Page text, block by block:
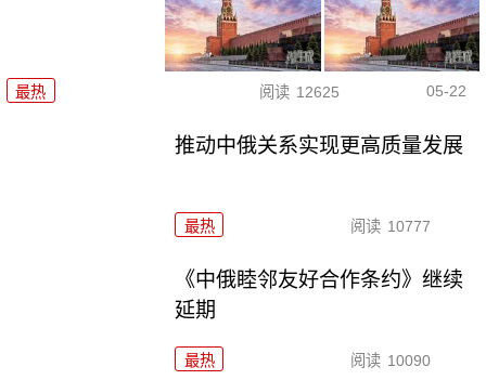
最热 阅读 12625 05-22
推动中俄关系实现更高质量发展
最热 阅读 10777
《中俄睦邻友好合作条约》继续
延期
最热 阅读 10090